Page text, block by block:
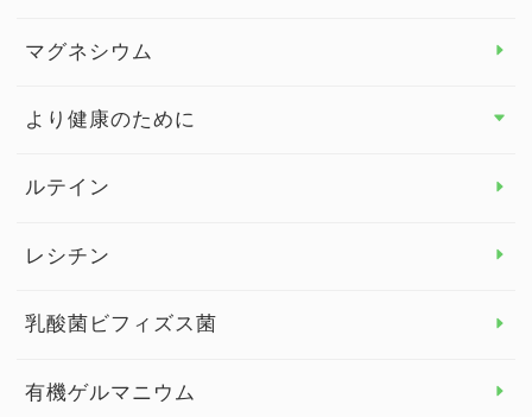
ビタミンE
マグネシウム
より健康のために
より健康のために トップ
眼の健康
ルテイン
レシチン
乳酸菌ビフィズス菌
有機ゲルマニウム